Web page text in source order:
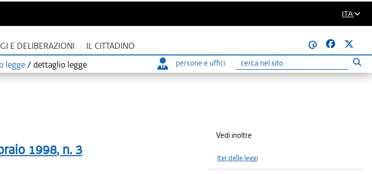
ITA
E DELIBERAZIONI IL CITTADINO
@
legge / dettaglio legge persone e uffici
Ricerca
1998, n. 3
Vedi inoltre
Iter delle leggi